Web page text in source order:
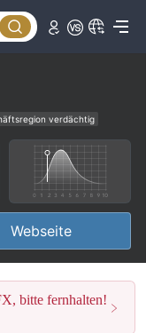
verdächtig
Webseite
bitte fernhalten!